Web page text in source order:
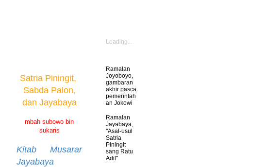
Satria Piningit,
Sabda Palon,
dan Jayabaya
mbah subowo bin
sukaris
Kitab Musarar
Jayabaya
Loading...
Ramalan
Joyoboyo,
gambaran
akhir pasca
pemerintah
an Jokowi
Ramalan
Jayabaya,
''Asal-usul
Satria
Piningit
sang Ratu
Adil''